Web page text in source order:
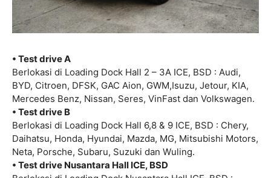
• Test drive A
Berlokasi di Loading Dock Hall 2 – 3A ICE, BSD : Audi,
BYD, Citroen, DFSK, GAC Aion, GWM,Isuzu, Jetour, KIA,
Mercedes Benz, Nissan, Seres, VinFast dan Volkswagen.
• Test drive B
Berlokasi di Loading Dock Hall 6,8 & 9 ICE, BSD : Chery,
Daihatsu, Honda, Hyundai, Mazda, MG, Mitsubishi Motors,
Neta, Porsche, Subaru, Suzuki dan Wuling.
• Test drive Nusantara Hall ICE, BSD